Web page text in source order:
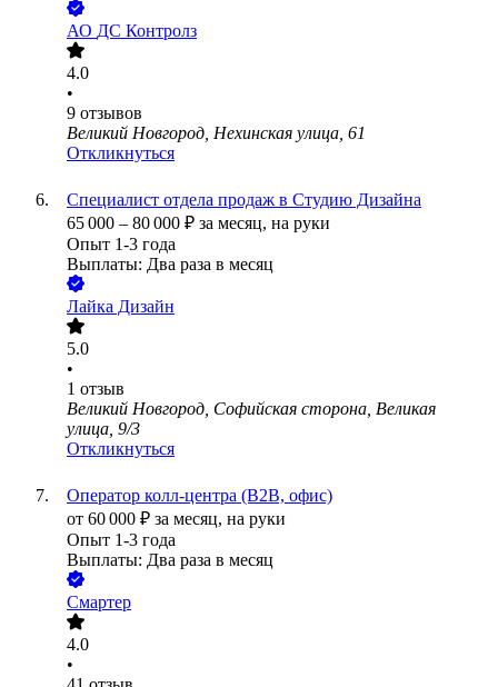
АО ДС Контролз
4.0
•
9 отзывов
Великий Новгород, Нехинская улица, 61
Откликнуться
Специалист отдела продаж в Студию Дизайна
65 000 – 80 000 ₽ за месяц, на руки
Опыт 1-3 года
Выплаты: Два раза в месяц
Лайка Дизайн
5.0
•
1 отзыв
Великий Новгород, Софийская сторона, Великая
улица, 9/3
Откликнуться
Оператор колл-центра (B2B, офис)
от 60 000 ₽ за месяц, на руки
Опыт 1-3 года
Выплаты: Два раза в месяц
Смартер
4.0
•